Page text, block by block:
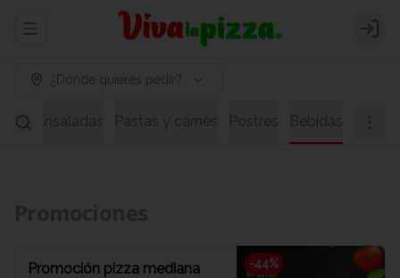
Abrir menu de navegación
¿Dónde quieres pedir?
Ensaladas Pastas y carnes Postres Bebidas
-44%
Promoción pizza mediana